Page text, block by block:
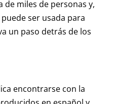
miles de personas y,
ser usada para
un paso detrás de los
encontrarse con la